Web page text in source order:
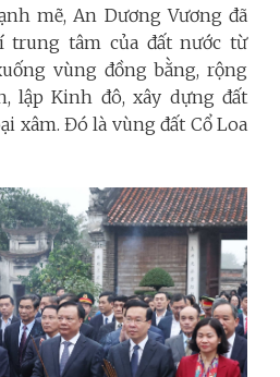
mẽ, An Dương Vương đã
tâm của đất nước từ
vùng đồng bằng, rộng
lập Kinh đô, xây dựng đất
xâm. Đó là vùng đất Cổ Loa